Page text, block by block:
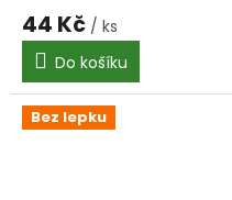
44 Kč / ks
Do košíku
Bez lepku